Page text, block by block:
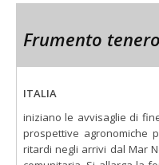
Frumento tenero
ITALIA
iniziano le avvisaglie di
prospettive agronomiche
ritardi negli arrivi dal Mar